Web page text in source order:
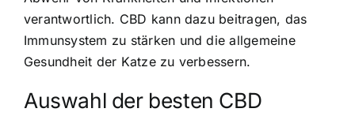
verantwortlich. CBD kann dazu beitragen, das
Immunsystem zu stärken und die allgemeine
Gesundheit der Katze zu verbessern.
Auswahl der besten CBD